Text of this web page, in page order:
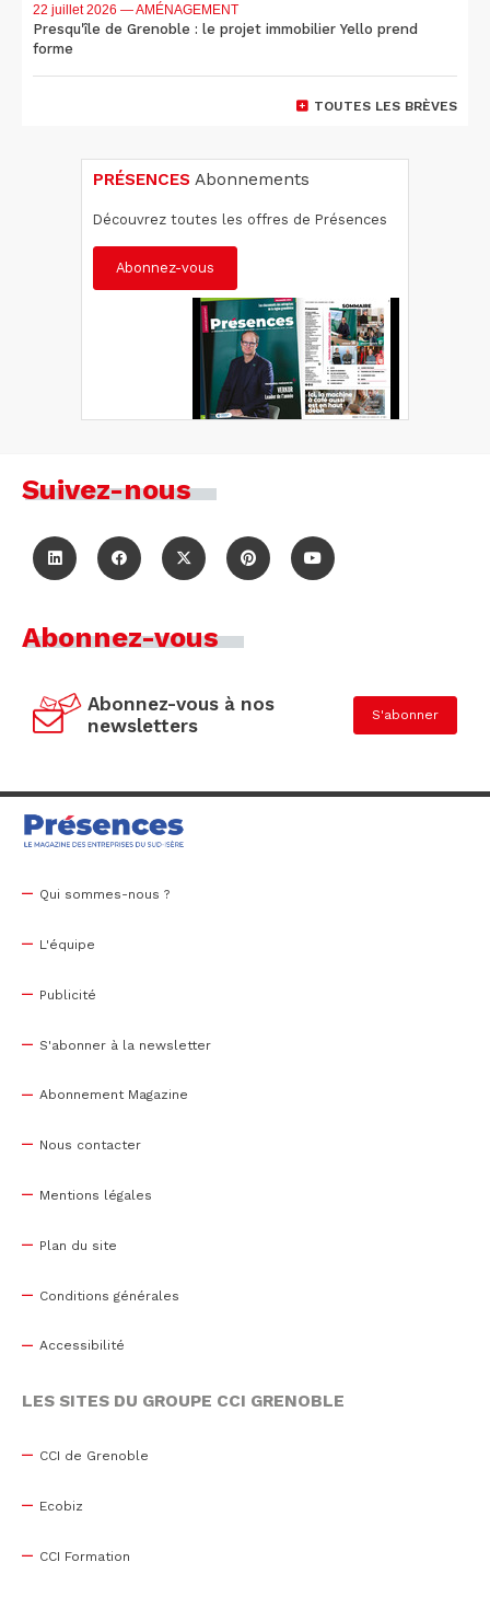
22 juillet 2026 — AMÉNAGEMENT
Presqu'île de Grenoble : le projet immobilier Yello prend
forme
TOUTES LES BRÈVES
PRÉSENCES Abonnements
Découvrez toutes les offres de Présences
Abonnez-vous
Suivez-nous
Abonnez-vous
Abonnez-vous à nos
newsletters
S'abonner
Qui sommes-nous ?
L'équipe
Publicité
S'abonner à la newsletter
Abonnement Magazine
Nous contacter
Mentions légales
Plan du site
Conditions générales
Accessibilité
LES SITES DU GROUPE CCI GRENOBLE
CCI de Grenoble
Ecobiz
CCI Formation